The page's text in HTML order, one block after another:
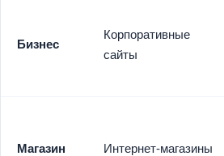
Бизнес
Корпоративные
сайты
Магазин Интернет-магазины